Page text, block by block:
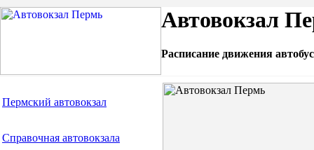
Автовокзал
Расписание движения
Пермский автовокзал
Справочная автовокзала